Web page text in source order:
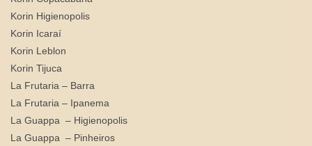
Korin Higienopolis
Korin Icaraí
Korin Leblon
Korin Tijuca
La Frutaria – Barra
La Frutaria – Ipanema
La Guappa – Higienopolis
La Guappa – Pinheiros